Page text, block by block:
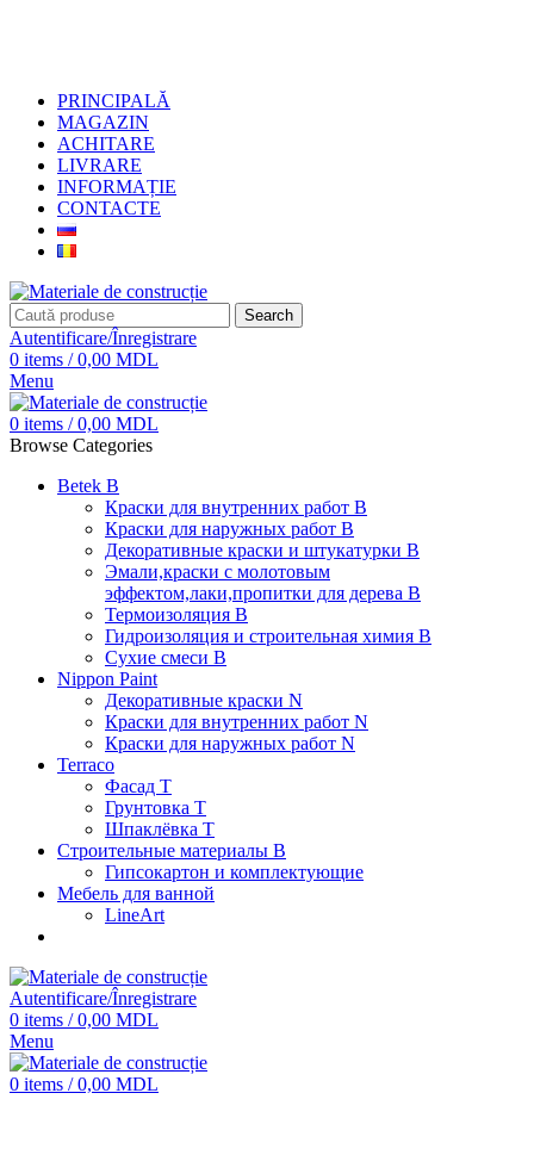
PRINCIPALĂ
MAGAZIN
ACHITARE
LIVRARE
INFORMAȚIE
CONTACTE
Search
Autentificare/Înregistrare
0 items / 0,00 MDL
Menu
0 items / 0,00 MDL
Browse Categories
Betek B
Краски для внутренних работ B
Краски для наружных работ B
Декоративные краски и штукатурки В
Эмали,краски с молотовым
эффектом,лаки,пропитки для дерева В
Термоизоляция В
Гидроизоляция и строительная химия В
Сухие смеси B
Nippon Paint
Декоративные краски N
Краски для внутренних работ N
Краски для наружных работ N
Terraco
Фасад Т
Грунтовка T
Шпаклёвка T
Строительные материалы В
Гипсокартон и комплектующие
Мебель для ванной
LineArt
Autentificare/Înregistrare
0 items / 0,00 MDL
Menu
0 items / 0,00 MDL